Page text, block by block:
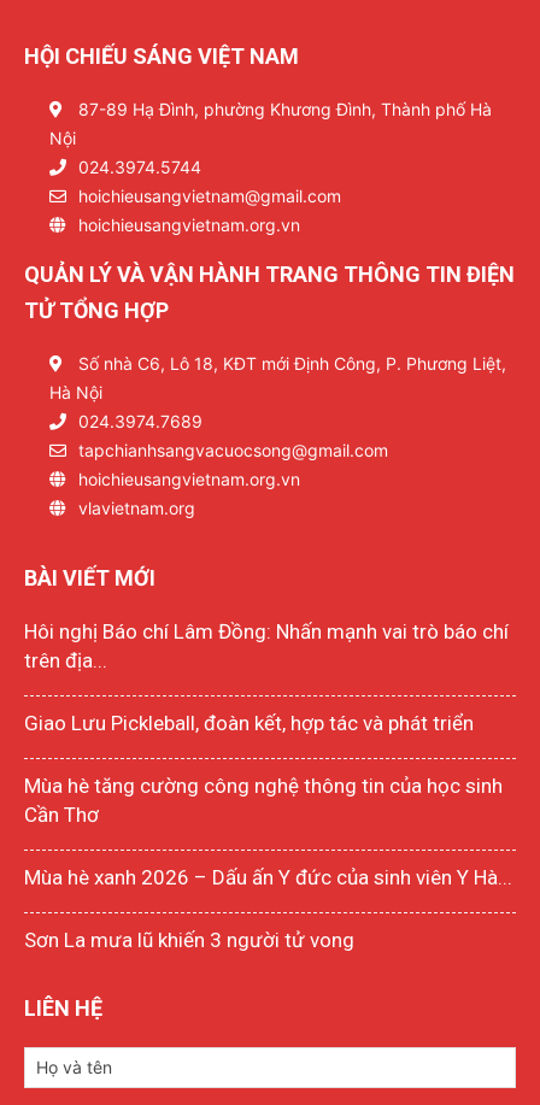
HỘI CHIẾU SÁNG VIỆT NAM
87-89 Hạ Đình, phường Khương Đình, Thành phố Hà
Nội
024.3974.5744
hoichieusangvietnam@gmail.com
hoichieusangvietnam.org.vn
QUẢN LÝ VÀ VẬN HÀNH TRANG THÔNG TIN ĐIỆN
TỬ TỔNG HỢP
Số nhà C6, Lô 18, KĐT mới Định Công, P. Phương Liệt,
Hà Nội
024.3974.7689
tapchianhsangvacuocsong@gmail.com
hoichieusangvietnam.org.vn
vlavietnam.org
BÀI VIẾT MỚI
Hôi nghị Báo chí Lâm Đồng: Nhấn mạnh vai trò báo chí
trên địa...
Giao Lưu Pickleball, đoàn kết, hợp tác và phát triển
Mùa hè tăng cường công nghệ thông tin của học sinh
Cần Thơ
Mùa hè xanh 2026 – Dấu ấn Y đức của sinh viên Y Hà...
Sơn La mưa lũ khiến 3 người tử vong
LIÊN HỆ